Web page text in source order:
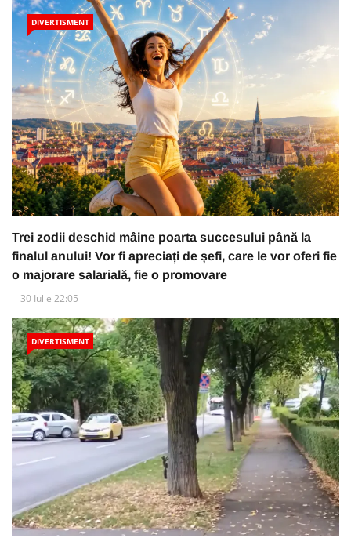
DIVERTISMENT
Trei zodii deschid mâine poarta succesului până la
finalul anului! Vor fi apreciați de șefi, care le vor oferi fie
o majorare salarială, fie o promovare
30 Iulie 22:05
DIVERTISMENT